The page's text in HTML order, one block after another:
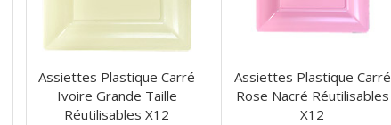
Assiettes Plastique Carré
Ivoire Grande Taille
Réutilisables X12
Assiettes Plastique Carré
Rose Nacré Réutilisables
X12